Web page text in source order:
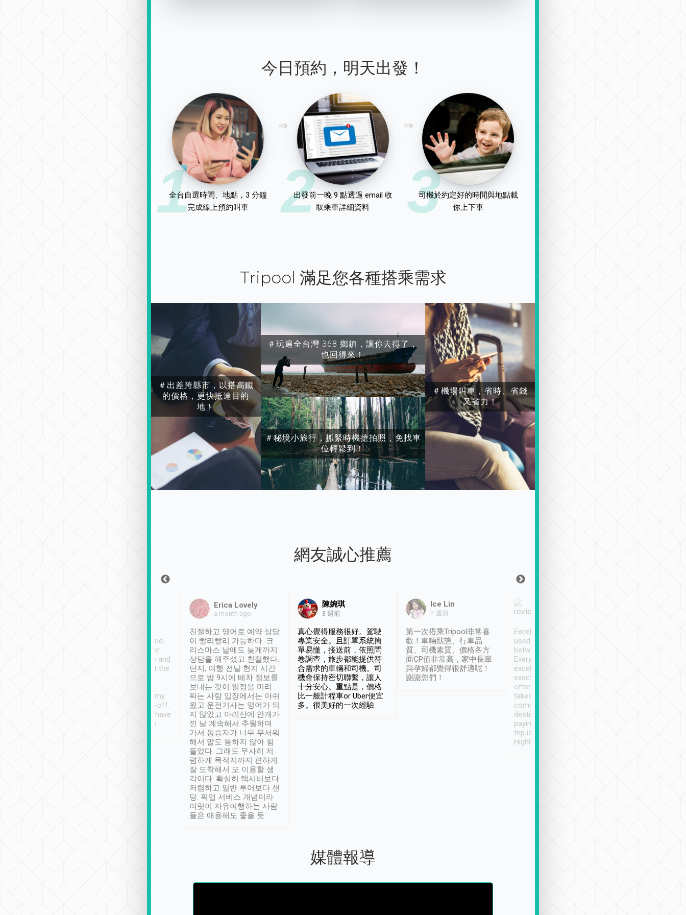
今日預約，明天出發！
1
全台自選時間、地點，3 分鐘
完成線上預約叫車
2
出發前一晚 9 點透過 email 收
取乘車詳細資料
3
司機於約定好的時間與地點載
你上下車
Tripool 滿足您各種搭乘需求
＃出差跨縣市，以搭高鐵
的價格，更快抵達目的
地！
＃玩遍全台灣 368 鄉鎮，讓你去得了，
也回得來！
＃秘境小旅行，抓緊時機搶拍照，免找車
位輕鬆到！
＃機場叫車，省時、省錢
又省力！
網友誠心推薦
service, vehicles in good-
condition and the driver
service was awesome and
thoughtful. Driver went the
have safely arrived at my
destination after drop-off.
Definitely something I have
not seen elsewhere 👍
Erica Lovely
a month ago
친절하고 영어로 예약 상담
이 빨리빨리 가능하다. 크
리스마스 날에도 늦게까지
상담을 해주셨고 친절했다.
단지, 여행 전날 현지 시간
으로 밤 9시에 배차 정보를
보내는 것이 일정을 미리
짜는 사람 입장에서는 아쉬
웠고 운전기사는 영어가 되
지 않았고 아리산에 안개가
낀 날 계속해서 추월하며
가서 동승자가 너무 무서워
해서 말도 통하지 않아 힘
들었다. 그래도 무사히 저
렴하게 목적지까지 편하게
잘 도착해서 또 이용할 생
각이다. 확실히 택시비보다
저렴하고 일반 투어보다 샌
딩. 픽업 서비스 개념이라
여럿이 자유여행하는 사람
들은 애용해도 좋을 듯.
陳婉琪
3 週前
真心覺得服務很好。駕駛
專業安全。且訂單系統簡
單易懂，接送前，依照問
卷調查，旅步都能提供符
合需求的車輛和司機。司
機會保持密切聯繫，讓人
十分安心。重點是，價格
比一般計程車or Uber便宜
多。很美好的一次經驗
Ice Lin
2 週前
第一次搭乘Tripool非常喜
歡！車輛狀態、行車品
質、司機素質、價格各方
面CP值非常高，家中長輩
與孕婦都覺得很舒適呢！
謝謝您們！
Excellent service. We have
used Tripool to travel
between cities in Taiwan.
Every driver has been
excellent and arrives
exactly on time. As there is
often limited English it
takes the difficulty out of
communicating the
destination details and
paying online prior to the
trip is very convenient.
Highly recommended
媒體報導